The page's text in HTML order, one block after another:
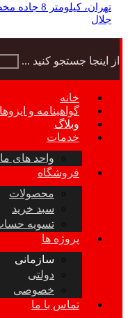
تهران،
جلال
از اینجا جستجو کنید ...
خانه
گواهینامه و ایزوها
وبلاگ
خدمات
واحد های ما
فروشگاه
محصولات
سبد خرید
تسویه
پروژه ها
سازمانی
دولتی
خصوصی
تماس با ما